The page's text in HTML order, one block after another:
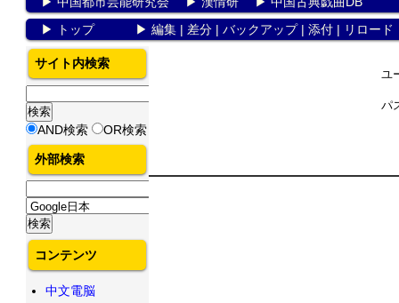
▶
トップ▶ 編集| 差分| バックアップ| 添付| リロード
ユ
パ
サイト内検索
AND検索 OR検索
外部検索
コンテンツ
中文電脳